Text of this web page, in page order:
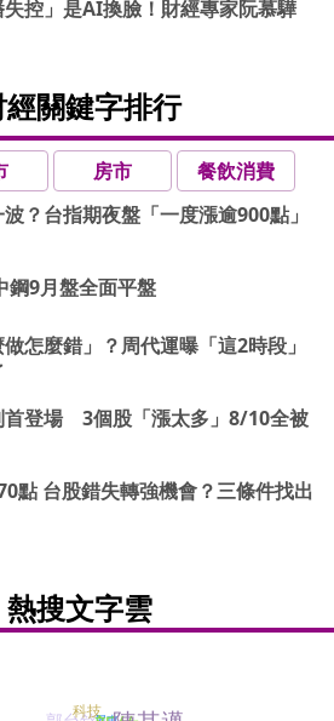
控」是AI換臉！財經專家阮慕驊
經關鍵字排行
房市
餐飲消費
？台指期夜盤「一度漲逾900點」
鋼9月盤全面平盤
怎麼錯」？周代運曝「這2時段」
首登場 3個股「漲太多」8/10全被
點 台股錯失轉強機會？三條件找出
熱搜文字雲
科技